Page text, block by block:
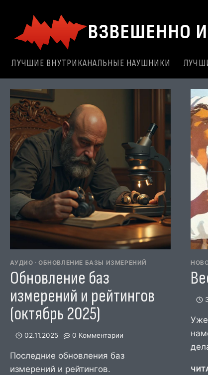
содержимому
ВЗВЕШЕННО
ЛУЧШИЕ ВНУТРИКАНАЛЬНЫЕ НАУШНИКИ
АУДИО ·ОБНОВЛЕНИЕ БАЗЫ ИЗМЕРЕНИЙ
Обновление баз
измерений и рейтингов
(октябрь 2025)
02.11.2025 0 Комментарии
Последние обновления баз
измерений и рейтингов.